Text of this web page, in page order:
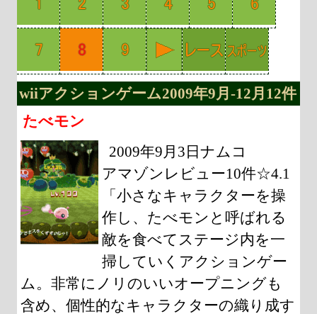
wiiアクションゲーム2009年9月-12月12件
たべモン
2009年9月3日ナムコ
アマゾンレビュー10件☆4.1
「小さなキャラクターを操
作し、たべモンと呼ばれる
敵を食べてステージ内を一
掃していくアクションゲー
ム。非常にノリのいいオープニングも
含め、個性的なキャラクターの織り成す